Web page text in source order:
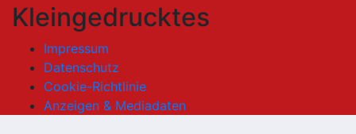
Kleingedrucktes
Impressum
Datenschutz
Cookie-Richtlinie
Anzeigen & Mediadaten